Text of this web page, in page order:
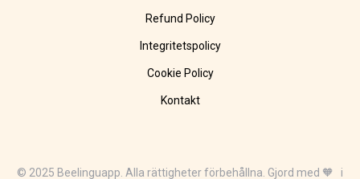
Refund Policy
Integritetspolicy
Cookie Policy
Kontakt
© 2025 Beelinguapp. Alla rättigheter förbehållna. Gjord med 🧡 i